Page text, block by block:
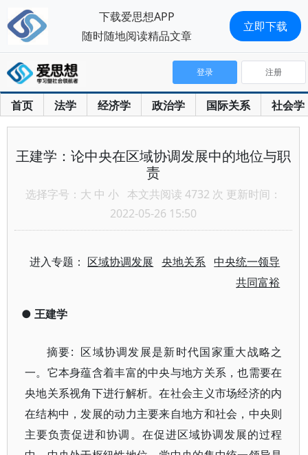
首页 法学 经济学 政治学 国际关系 社会学
登录 注册
王建学：论中央在区域协调发展中的地位与职
责
选择字号： 大 中 小 本文共阅读 4732 次 更新时间：
2022-05-26 15:50
进入专题： 区域协调发展 央地关系 中央统一领导
共同富裕
● 王建学
摘要: 区域协调发展是新时代国家重大战略之
一。它本身蕴含着丰富的中央与地方关系，也需要在
央地关系视角下进行解析。在社会主义市场经济的内
在结构中，发展的动力主要来自地方和社会，中央则
主要负责促进和协调。在促进区域协调发展的过程
下载爱思想APP
随时随地阅读精品文章
立即下载